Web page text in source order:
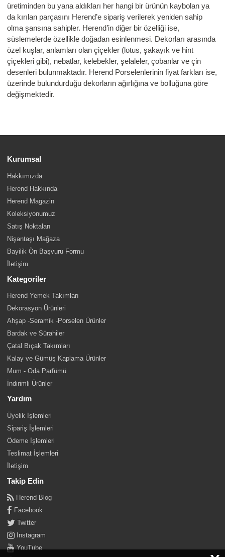
üretiminden bu yana aldıkları her hangi bir ürünün kaybolan ya
da kırılan parçasını Herend’e sipariş verilerek yeniden sahip
olma şansına sahipler. Herend’in diğer bir özelliği ise,
süslemelerde özellikle doğadan esinlenmesi. Dekorları arasında
özel kuşlar, anlamları olan çiçekler (lotus, şakayık ve hint
çiçekleri gibi), nebatlar, kelebekler, şelaleler, çobanlar ve çin
desenleri bulunmaktadır. Herend Porselenlerinin fiyat farkları ise,
üzerinde bulundurduğu dekorların ağırlığına ve bolluğuna göre
değişmektedir.
Kurumsal
Hakkımızda
Herend Hakkında
Herend Magazin
Koleksiyonumuz
Satış Noktaları
Nişantaşı Mağaza
Bayilik Ön Başvuru Formu
İletişim
Kategoriler
Herend Yemek Takımları
Dekorasyon Ürünleri
Ahşap -Seramik -Porselen Ürünler
Bardak ve Sürahiler
Çatal Bıçak Takımları
Kalay ve Gümüş Kaplama Ürünler
Mum - Oda Parfümü
İndirimli Ürünler
Yardım
Üyelik İşlemleri
Sipariş İşlemleri
Ödeme İşlemleri
Teslimat İşlemleri
İletişim
Takip Edin
Herend Blog
Facebook
Twitter
Instagram
YouTube